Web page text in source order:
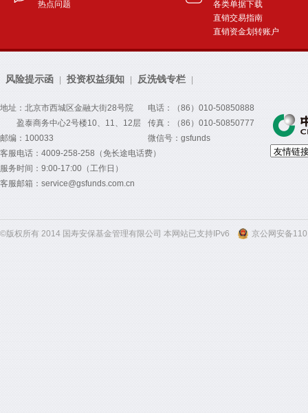
热点问题
各类单据下载
直销交易指南
直销资金划转账户
风险提示函 投资权益须知 反洗钱专栏
地址：北京市西城区金融大街28号院
盈泰商务中心2号楼10、11、12层
邮编：100033
电话：（86）010-50850888
传真：（86）010-50850777
微信号：gsfunds
客服电话：4009-258-258（免长途电话费）
服务时间：9:00-17:00（工作日）
客服邮箱：service@gsfunds.com.cn
©版权所有 2014 国寿安保基金管理有限公司 本网站已支持IPv6 京公网安备